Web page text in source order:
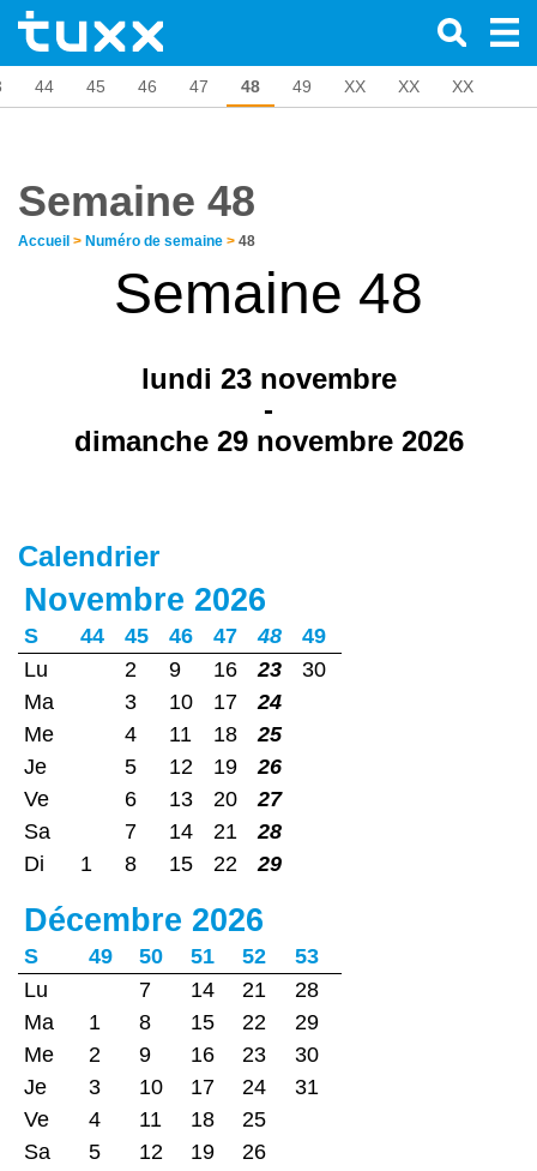
44 45 46 47 48 49 XX XX XX
Semaine 48
Accueil > Numéro de semaine > 48
Semaine 48
lundi 23 novembre
-
dimanche 29 novembre 2026
Calendrier
Novembre 2026
S 44 45 46 47 48
49
Lu
2 9 16 23
30
Ma
3 10 17
24
Me
4 11 18
25
Je
5 12 19
26
Ve
6 13 20
27
Sa
7 14 21
28
Di
1 8 15 22 29
Décembre 2026
S 49 50 51 52
53
Lu
7 14 21
28
Ma
1 8 15 22
29
Me
2 9 16 23
30
Je
3 10 17 24
31
Ve
4 11 18
25
Sa
5 12 19
26